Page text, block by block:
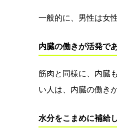
一般的に、男性は女
内臓の働きが活発で
筋肉と同様に、内臓
い人は、内臓の働き
水分をこまめに補給